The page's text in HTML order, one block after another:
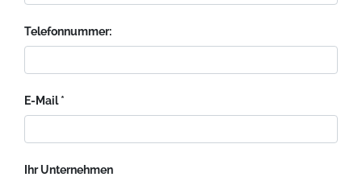
Telefonnummer:
E-Mail
Ihr Unternehmen